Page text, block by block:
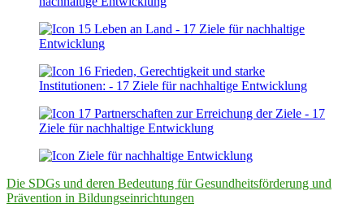
Die SDGs und deren Bedeutung für Gesundheitsförderung und
Prävention in Bildungseinrichtungen